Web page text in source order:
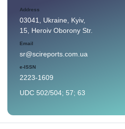
Address
03041, Ukraine, Kyiv,
15, Heroiv Oborony Str.
Email
sr@scireports.com.ua
e-ISSN
2223-1609
UDC 502/504; 57; 63